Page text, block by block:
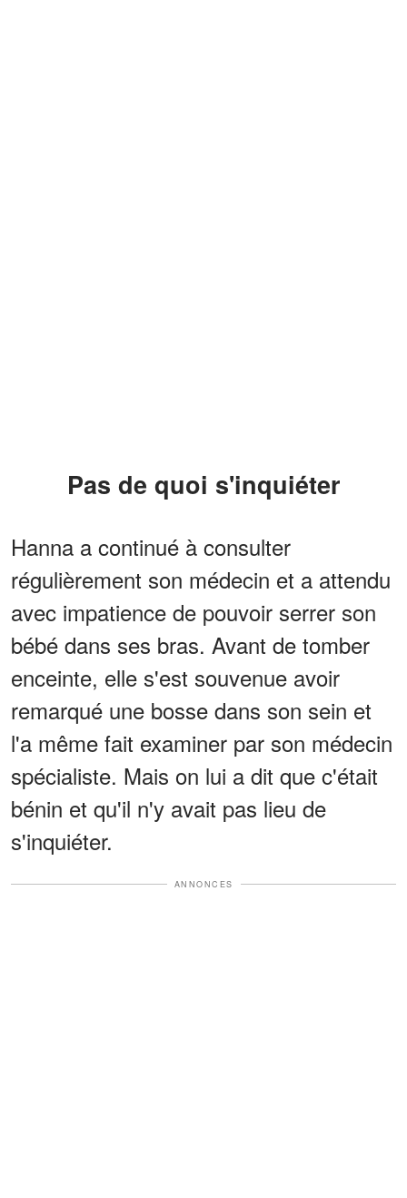
Pas de quoi s'inquiéter
Hanna a continué à consulter
régulièrement son médecin et a attendu
avec impatience de pouvoir serrer son
bébé dans ses bras. Avant de tomber
enceinte, elle s'est souvenue avoir
remarqué une bosse dans son sein et
l'a même fait examiner par son médecin
spécialiste. Mais on lui a dit que c'était
bénin et qu'il n'y avait pas lieu de
s'inquiéter.
ANNONCES